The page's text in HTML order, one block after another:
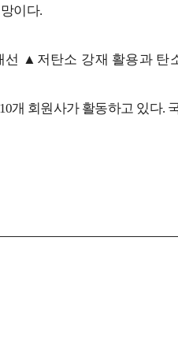
이다.
선 ▲ 저탄소 강재 활용과 탄
10개 회원사가 활동하고 있다.